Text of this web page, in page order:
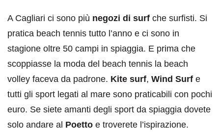
A Cagliari ci sono più negozi di surf che surfisti. Si
pratica beach tennis tutto l’anno e ci sono in
stagione oltre 50 campi in spiaggia. E prima che
scoppiasse la moda del beach tennis la beach
volley faceva da padrone. Kite surf, Wind Surf e
tutti gli sport legati al mare sono praticabili con pochi
euro. Se siete amanti degli sport da spiaggia dovete
solo andare al Poetto e troverete l’ispirazione.